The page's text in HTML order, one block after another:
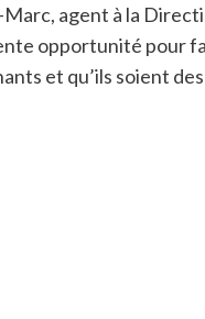
agent à la
opportunité pour
et qu’ils soient